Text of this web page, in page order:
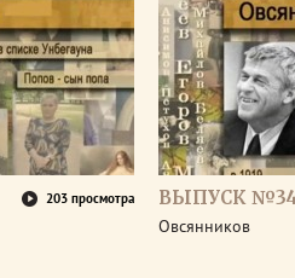
203 просмотра ВЫПУСК
Овсянников